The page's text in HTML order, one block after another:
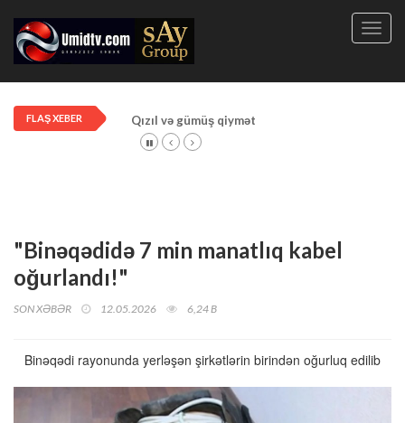
FLAŞ XEBER Qızıl və gümüş qiymətləri artdı!
"Binəqədidə 7 min manatlıq kabel
oğurlandı!"
SON XƏBƏR 12.05.2026 6,24 B
Binəqədi rayonunda yerləşən şirkətlərin birindən oğurluq edilib